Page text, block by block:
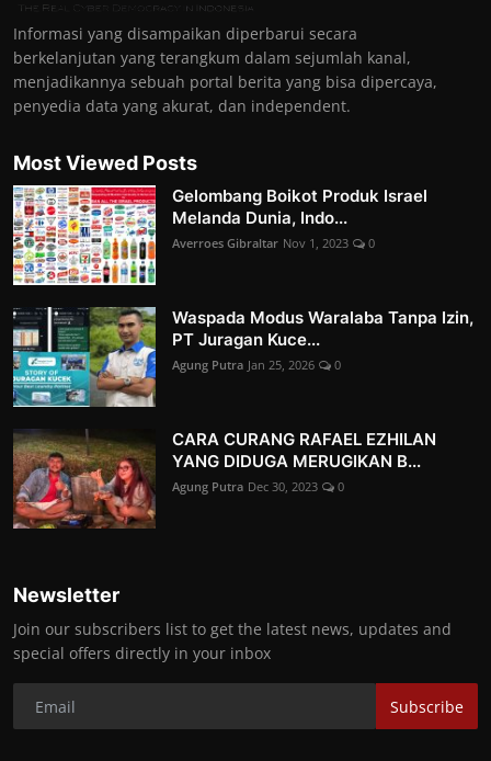
Informasi yang disampaikan diperbarui secara
berkelanjutan yang terangkum dalam sejumlah kanal,
menjadikannya sebuah portal berita yang bisa dipercaya,
penyedia data yang akurat, dan independent.
Most Viewed Posts
Gelombang Boikot Produk Israel
Melanda Dunia, Indo...
Averroes Gibraltar Nov 1, 2023 0
Waspada Modus Waralaba Tanpa Izin,
PT Juragan Kuce...
Agung Putra Jan 25, 2026 0
CARA CURANG RAFAEL EZHILAN
YANG DIDUGA MERUGIKAN B...
Agung Putra Dec 30, 2023 0
Newsletter
Join our subscribers list to get the latest news, updates and
special offers directly in your inbox
Subscribe